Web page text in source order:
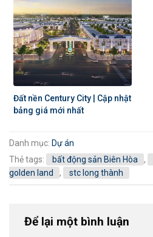
Đất nền Century City | Cập nhật
bảng giá mới nhất
Danh mục: Dự án
Thẻ tags:
bất động sản Biên Hòa ,
golden land
, stc long thành
Để lại một bình luận